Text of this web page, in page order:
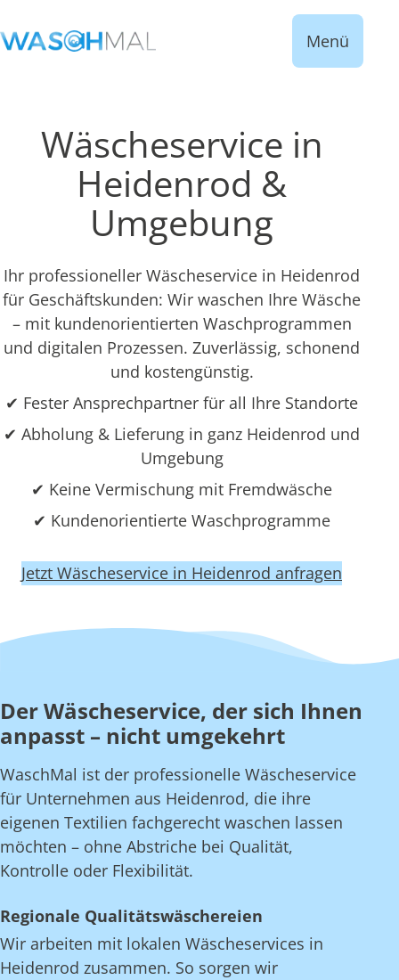
Menü
Wäscheservice in
Heidenrod &
Umgebung
Ihr professioneller Wäscheservice in Heidenrod
für Geschäftskunden: Wir waschen Ihre Wäsche
– mit kundenorientierten Waschprogrammen
und digitalen Prozessen. Zuverlässig, schonend
und kostengünstig.
✔ Fester Ansprechpartner für all Ihre Standorte
✔ Abholung & Lieferung in ganz Heidenrod und
Umgebung
✔ Keine Vermischung mit Fremdwäsche
✔ Kundenorientierte Waschprogramme
Jetzt Wäscheservice in Heidenrod anfragen
Der Wäscheservice, der sich Ihnen
anpasst – nicht umgekehrt
WaschMal ist der professionelle Wäscheservice
für Unternehmen aus Heidenrod, die ihre
eigenen Textilien fachgerecht waschen lassen
möchten – ohne Abstriche bei Qualität,
Kontrolle oder Flexibilität.
Regionale Qualitätswäschereien
Wir arbeiten mit lokalen Wäscheservices in
Heidenrod zusammen. So sorgen wir